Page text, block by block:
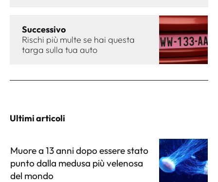
Successivo
Rischi più multe se hai questa
targa sulla tua auto
Ultimi articoli
Muore a 13 anni dopo essere stato
punto dalla medusa più velenosa
del mondo